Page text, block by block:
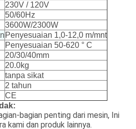
230V / 120V
50/60Hz
3600W/2300W
Penyesuaian 1,0-12,0 m/mnt
Penyesuaian 50-620 ° C
20/30/40mm
20.0kg
tanpa sikat
2 tahun
CE
bagian penting dari mesin, Ini
kami dan produk lainnya.